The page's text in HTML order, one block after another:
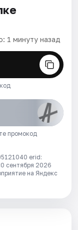
1 минуту назад
промокод
erid:
сентября 2026
на Яндекс